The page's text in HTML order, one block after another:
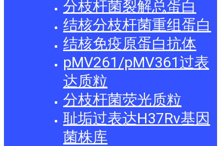
分枝杆菌裂解总蛋白
结核分枝杆菌重组蛋白
结核免疫原蛋白抗体
pMV261/pMV361过表
达质粒
分枝杆菌荧光质粒
耻垢过表达H37Rv基因
菌株库